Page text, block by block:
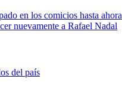
en los comicios hasta ahora
nuevamente a Rafael Nadal